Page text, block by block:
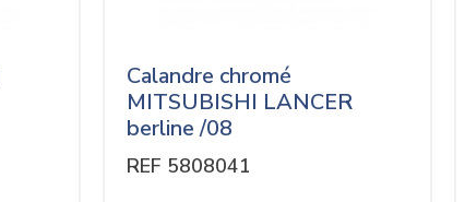
Calandre chromé
MITSUBISHI LANCER
berline /08
REF 5808041